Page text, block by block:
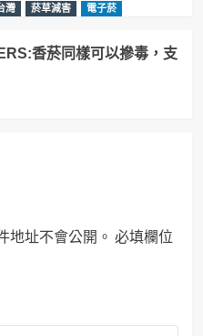
灣 菸草減害 電子菸
香菸同樣可以摻毒，支
地址不會公開。 必填欄位